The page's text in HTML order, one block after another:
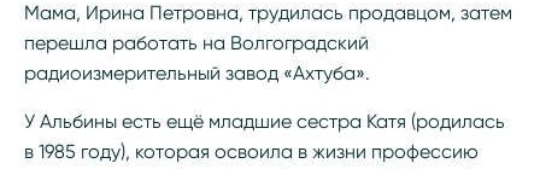
Мама, Ирина Петровна, трудилась продавцом, затем
перешла работать на Волгоградский
радиоизмерительный завод «Ахтуба».
У Альбины есть ещё младшие сестра Катя (родилась
в 1985 году), которая освоила в жизни профессию